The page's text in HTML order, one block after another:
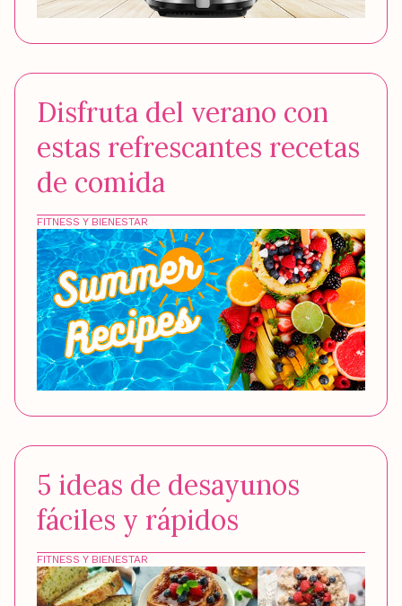
FITNESS Y BIENESTAR
Disfruta del verano con
estas refrescantes recetas
de comida
FITNESS Y BIENESTAR
5 ideas de desayunos
fáciles y rápidos